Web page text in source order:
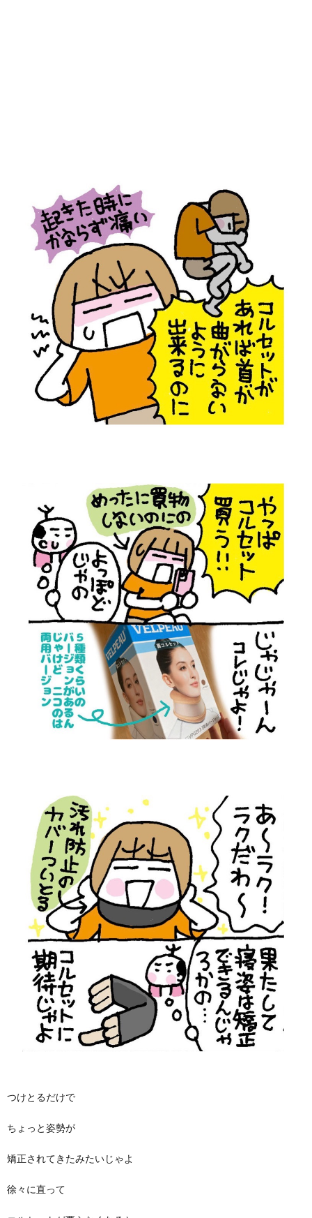
つけとるだけで
ちょっと姿勢が
矯正されてきたみたいじゃよ
徐々に直って